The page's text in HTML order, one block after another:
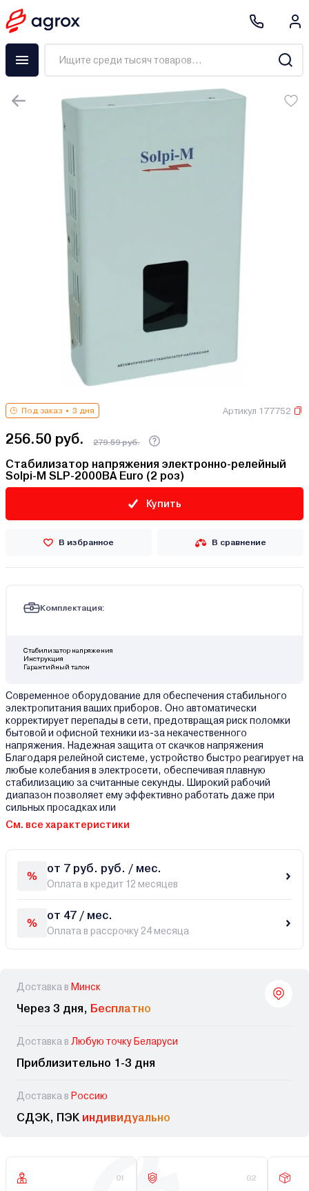
Под заказ 3 дня Артикул 177752
256.50 руб. 279.59 руб.
Стабилизатор напряжения электронно-релейный
Solpi-M SLP-2000ВА Euro (2 роз)
Купить
В избранное В сравнение
Комплектация:
Стабилизатор напряжения
Инструкция
Гарантийный талон
Современное оборудование для обеспечения стабильного
электропитания ваших приборов. Оно автоматически
корректирует перепады в сети, предотвращая риск поломки
бытовой и офисной техники из-за некачественного
напряжения. Надежная защита от скачков напряжения
Благодаря релейной системе, устройство быстро реагирует на
любые колебания в электросети, обеспечивая плавную
стабилизацию за считанные секунды. Широкий рабочий
диапазон позволяет ему эффективно работать даже при
сильных просадках или
См. все характеристики
от 7 руб. руб. / мес.
Оплата в кредит 12 месяцев
от 47 / мес.
Оплата в рассрочку 24 месяца
Доставка в Минск
Через 3 дня, Бесплатно
Доставка в Любую точку Беларуси
Приблизительно 1-3 дня
Доставка в Россию
СДЭК, ПЭК индивидуально
01 02